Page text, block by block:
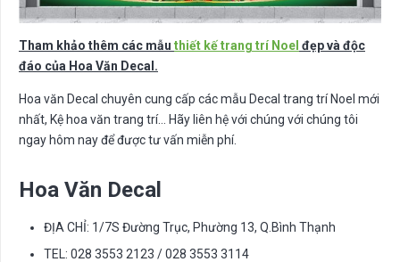
Tham khảo thêm các mẫu thiết kế trang trí Noel đẹp và độc
đáo của Hoa Văn Decal.
Hoa văn Decal chuyên cung cấp các mẫu Decal trang trí Noel mới
nhất, Kệ hoa văn trang trí… Hãy liên hệ với chúng với chúng tôi
ngay hôm nay để được tư vấn miễn phí.
Hoa Văn Decal
ĐỊA CHỈ: 1/7S Đường Trục, Phường 13, Q.Bình Thạnh
TEL: 028 3553 2123 / 028 3553 3114